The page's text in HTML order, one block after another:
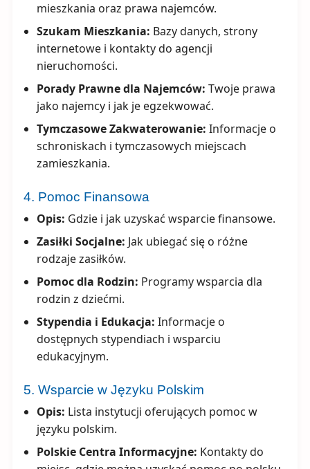
mieszkania oraz prawa najemców.
Szukam Mieszkania: Bazy danych, strony
internetowe i kontakty do agencji
nieruchomości.
Porady Prawne dla Najemców: Twoje prawa
jako najemcy i jak je egzekwować.
Tymczasowe Zakwaterowanie: Informacje o
schroniskach i tymczasowych miejscach
zamieszkania.
4. Pomoc Finansowa
Opis: Gdzie i jak uzyskać wsparcie finansowe.
Zasiłki Socjalne: Jak ubiegać się o różne
rodzaje zasiłków.
Pomoc dla Rodzin: Programy wsparcia dla
rodzin z dziećmi.
Stypendia i Edukacja: Informacje o
dostępnych stypendiach i wsparciu
edukacyjnym.
5. Wsparcie w Języku Polskim
Opis: Lista instytucji oferujących pomoc w
języku polskim.
Polskie Centra Informacyjne: Kontakty do